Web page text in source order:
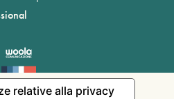
relative alla privacy